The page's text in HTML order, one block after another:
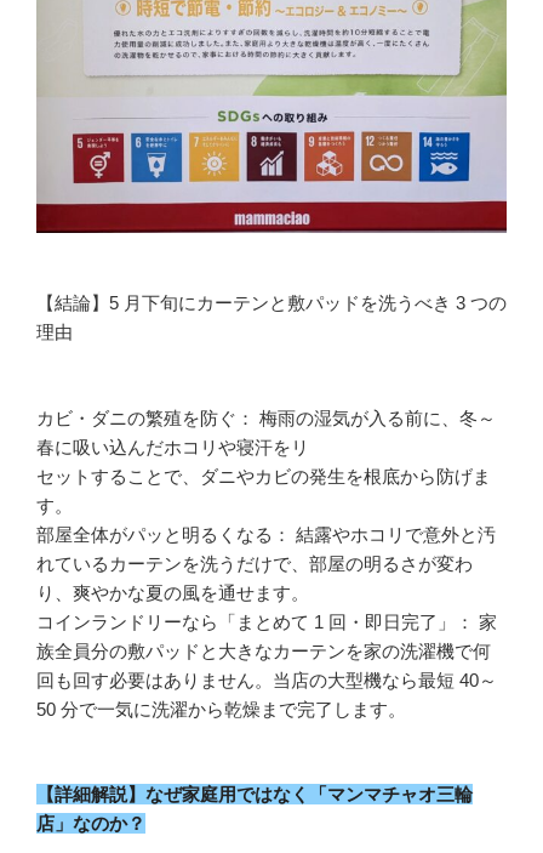
【結論】5 月下旬にカーテンと敷パッドを洗うべき 3 つの
理由
カビ・ダニの繁殖を防ぐ： 梅雨の湿気が入る前に、冬～
春に吸い込んだホコリや寝汗をリ
セットすることで、ダニやカビの発生を根底から防げま
す。
部屋全体がパッと明るくなる： 結露やホコリで意外と汚
れているカーテンを洗うだけで、部屋の明るさが変わ
り、爽やかな夏の風を通せます。
コインランドリーなら「まとめて 1 回・即日完了」： 家
族全員分の敷パッドと大きなカーテンを家の洗濯機で何
回も回す必要はありません。当店の大型機なら最短 40～
50 分で一気に洗濯から乾燥まで完了します。
【詳細解説】なぜ家庭用ではなく「マンマチャオ三輪
店」なのか？